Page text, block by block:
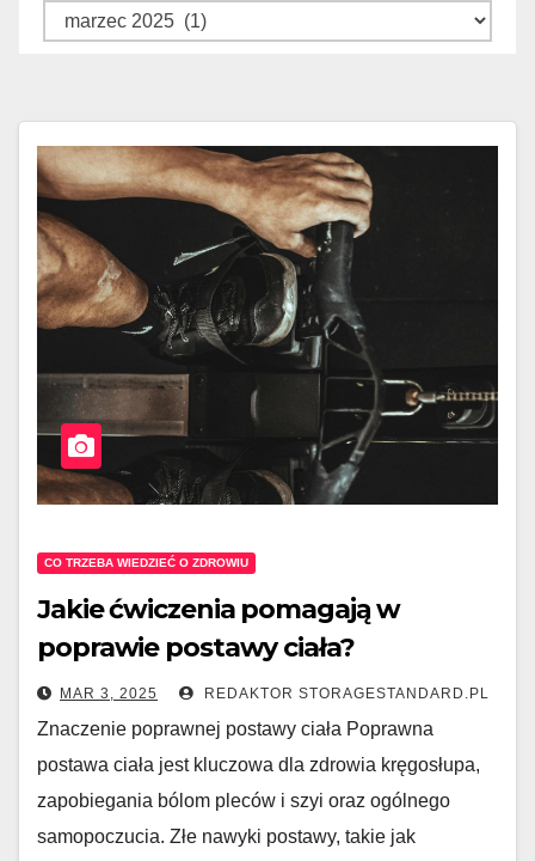
CO TRZEBA WIEDZIEĆ O ZDROWIU
Jakie ćwiczenia pomagają w
poprawie postawy ciała?
MAR 3, 2025 REDAKTOR STORAGESTANDARD.PL
Znaczenie poprawnej postawy ciała Poprawna
postawa ciała jest kluczowa dla zdrowia kręgosłupa,
zapobiegania bólom pleców i szyi oraz ogólnego
samopoczucia. Złe nawyki postawy, takie jak